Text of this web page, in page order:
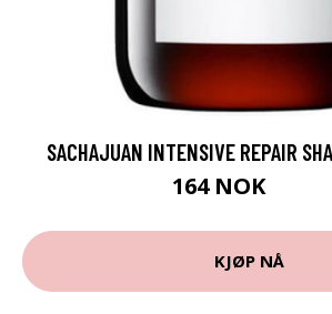
SACHAJUAN INTENSIVE REPAIR
164 NOK
KJØP NÅ